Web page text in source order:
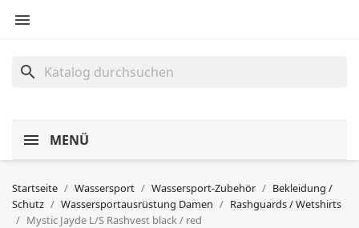

search
MENÜ
Startseite Wassersport Wassersport-Zubehör
Bekleidung /
Schutz
Wassersportausrüstung Damen
Rashguards / Wetshirts
Mystic Jayde L/S Rashvest black / red